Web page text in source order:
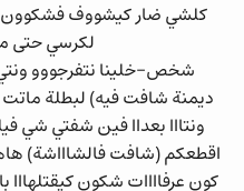
كلشي ضار كيشووف فشكوون
لكرسي حتى
شخص-خلينا نتفرجووو
ديمنة شافت فيه) لبطلة
ونتااا بعداا فين شفتي
اقطعكم (شافت فالشاااشة)
كون عرفاااات شكون